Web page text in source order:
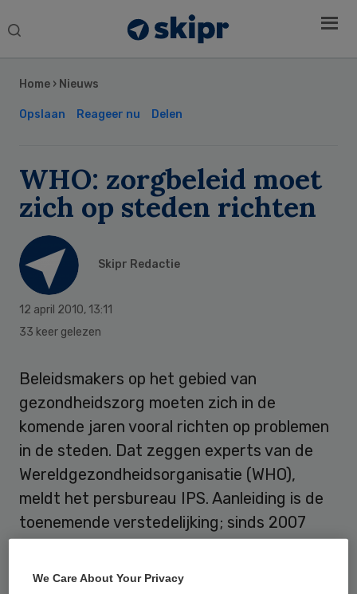
Search
Home › Nieuws
Opslaan Reageer nu Delen
WHO: zorgbeleid moet
zich op steden richten
Skipr Redactie
12 april 2010, 13:11
33 keer gelezen
Beleidsmakers op het gebied van
gezondheidszorg moeten zich in de
komende jaren vooral richten op problemen
in de steden. Dat zeggen experts van de
Wereldgezondheidsorganisatie (WHO),
meldt het persbureau IPS. Aanleiding is de
toenemende verstedelijking; sinds 2007
wereldbevolking in steden.
Sidebar
We Care About Your Privacy